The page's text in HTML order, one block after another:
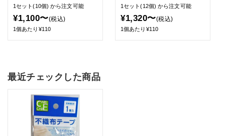
1セット(10個)から注文可能
¥1,100〜(税込)
1個あたり¥110
1セット(12個)から注文可能
¥1,320〜(税込)
1個あたり¥110
最近チェックした商品